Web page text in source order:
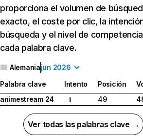
proporciona el volumen de
exacto, el coste por clic, la
búsqueda y el nivel de
cada palabra clave.
Alemaniajun 2026
Palabra clave Intento Posición
animestream 24
I 49
Ver todas las palabras clave →